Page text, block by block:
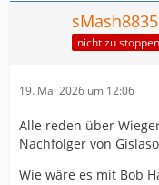
sMash8835
nicht zu stoppen
19. Mai 2026 um 12:06
Alle reden über
Nachfolger von
Wie wäre es mit Bob